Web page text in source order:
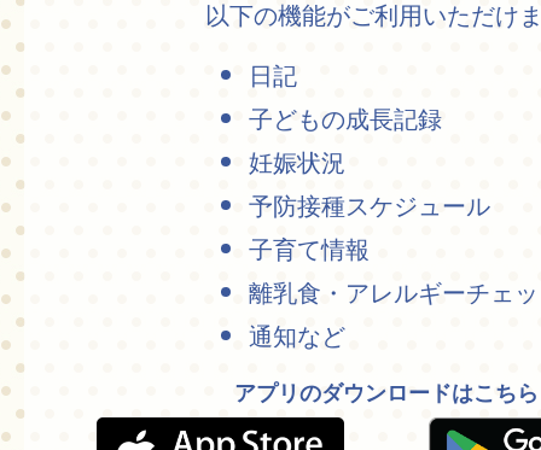
以下の機能がご利用いただけ
日記
子どもの成長記録
妊娠状況
予防接種スケジュール
子育て情報
離乳食・アレルギーチェ
通知など
アプリのダウンロードはこちら